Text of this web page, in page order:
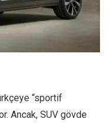
“sportif
Ancak, SUV gövde